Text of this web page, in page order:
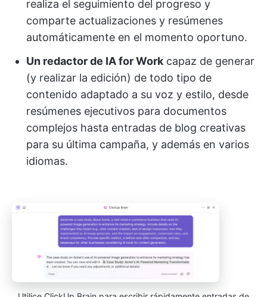
realiza el seguimiento del progreso y
comparte actualizaciones y resúmenes
automáticamente en el momento oportuno.
Un redactor de IA for Work capaz de generar
(y realizar la edición) de todo tipo de
contenido adaptado a su voz y estilo, desde
resúmenes ejecutivos para documentos
complejos hasta entradas de blog creativas
para su última campaña, y además en varios
idiomas.